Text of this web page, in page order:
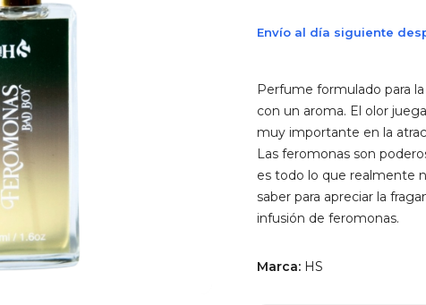
Envío al día siguiente
Perfume formulado para
con un aroma. El olor
muy importante en la
Las feromonas son
es todo lo que realmente
saber para apreciar la
infusión de feromonas.
Marca: HS